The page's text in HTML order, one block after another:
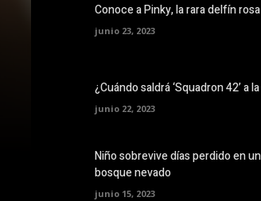
Conoce a Pinky, la rara delfín
junio 23, 2023
¿Cuándo saldrá ‘Squadron 42’ a
junio 22, 2023
Niño sobrevive días perdido en un
bosque nevado
junio 15, 2023